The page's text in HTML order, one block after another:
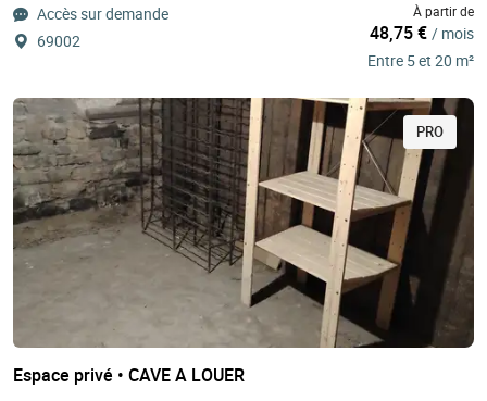
Accès sur demande
69002
À partir de
48,75 € / mois
Entre 5 et 20 m²
PRO
Espace privé • CAVE A LOUER